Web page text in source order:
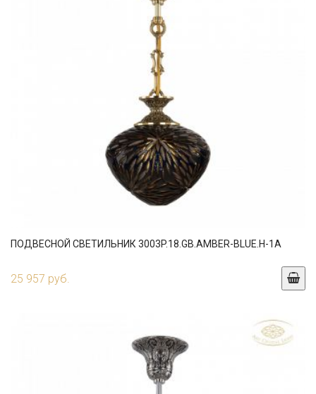
ПОДВЕСНОЙ СВЕТИЛЬНИК 3003P.18.GB.AMBER-BLUE.H-1A
25 957 руб.